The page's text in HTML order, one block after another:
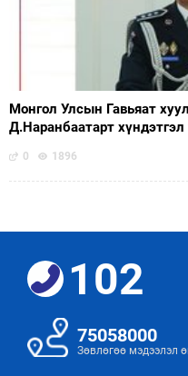
Монгол Улсын Гавьяат
Д.Наранбаатарт хүндэтгэл
0 1896
102
75058000
Зөвлөгөө мэдээлэл